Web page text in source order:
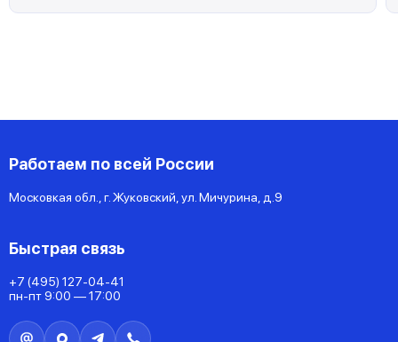
Работаем по всей России
Московкая обл., г. Жуковский, ул. Мичурина, д.9
Быстрая связь
+7 (495) 127-04-41
пн-пт 9:00 — 17:00